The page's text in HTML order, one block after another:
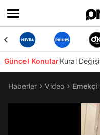
Güncel KonularKural
Haberler Video Emekçi